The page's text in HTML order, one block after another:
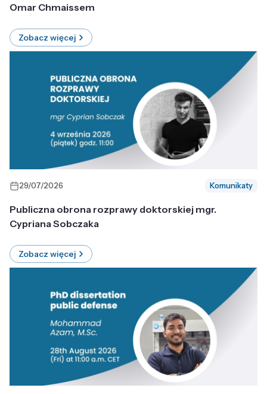
Omar Chmaissem
Zobacz więcej
29/07/2026 Komunikaty
Publiczna obrona rozprawy doktorskiej mgr.
Cypriana Sobczaka
Zobacz więcej